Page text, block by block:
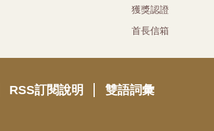
獲獎認證
首長信箱
RSS訂閱說明 雙語詞彙